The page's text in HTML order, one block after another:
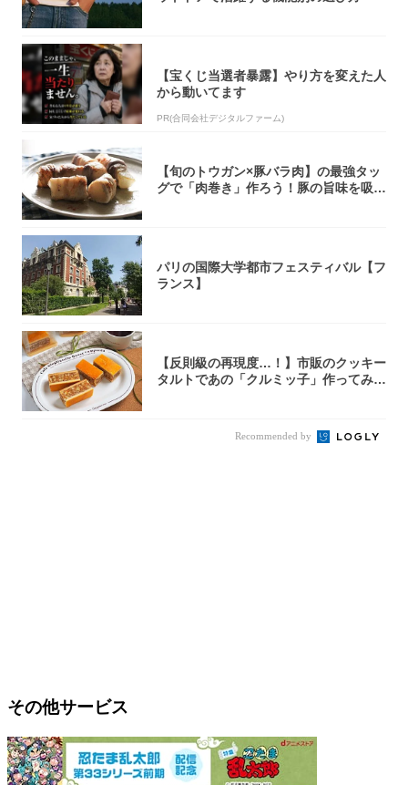
【宝くじ当選者暴露】やり方を変えた人
から動いてます
PR(合同会社デジタルファーム)
【旬のトウガン×豚バラ肉】の最強タッ
グで「肉巻き」作ろう！豚の旨味を吸い
パリの国際大学都市フェスティバル【フ
ランス】
【反則級の再現度…！】市販のクッキー
タルトであの「クルミッ子」作ってみ
Recommended by
その他サービス